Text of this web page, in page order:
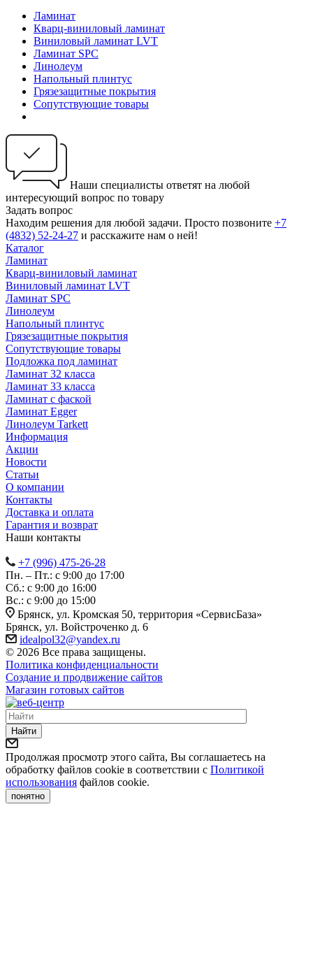
Ламинат
Кварц-виниловый ламинат
Виниловый ламинат LVT
Ламинат SPC
Линолеум
Напольный плинтус
Грязезащитные покрытия
Сопутствующие товары
Наши специалисты ответят на любой
интересующий вопрос по товару
Задать вопрос
Находим решения для любой задачи. Просто позвоните +7
(4832) 52-24-27 и расскажите нам о ней!
Каталог
Ламинат
Кварц-виниловый ламинат
Виниловый ламинат LVT
Ламинат SPC
Линолеум
Напольный плинтус
Грязезащитные покрытия
Сопутствующие товары
Подложка под ламинат
Ламинат 32 класса
Ламинат 33 класса
Ламинат с фаской
Ламинат Egger
Линолеум Tarkett
Информация
Акции
Новости
Статьи
О компании
Контакты
Доставка и оплата
Гарантия и возврат
Наши контакты
+7 (996) 475-26-28
Пн. – Пт.: с 9:00 до 17:00
Сб.: с 9:00 до 16:00
Bc.: с 9:00 до 15:00
Брянск, ул. Кромская 50, территория «СервисБаза»
Брянск, ул. Войстроченко д. 6
idealpol32@yandex.ru
© 2026 Все права защищены.
Политика конфиденциальности
Создание и продвижение сайтов
Магазин готовых сайтов
Найти
Продолжая просмотр этого сайта, Вы соглашаетесь на
обработку файлов cookie в соответствии с Политикой
использования файлов cookie.
понятно